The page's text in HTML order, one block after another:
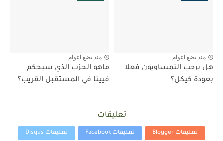
منذ بضع اعوام
هل يرحب النمساويون فعلا
بعودة كيكل؟
منذ بضع اعوام
ماهو الحزب الذي سيحكم
فيينا في المستقبل القريب؟
تعليقات
تعليقات Blogger تعليقات Facebook تعليقات Disqus